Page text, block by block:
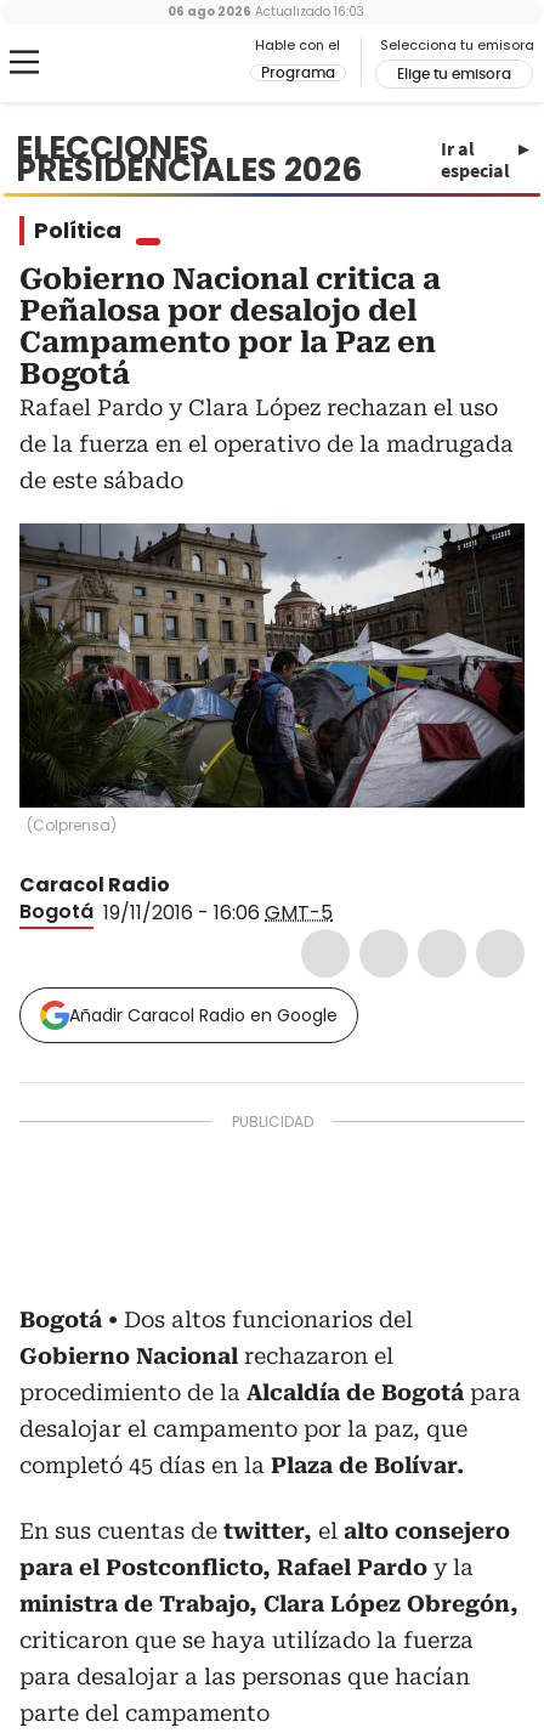
Hable con el
Programa
Selecciona tu emisora
Elige tu emisora
06 ago 2026 Actualizado 16:03
ELECCIONES
PRESIDENCIALES 2026
Ir al
especial
Política
Gobierno Nacional critica a
Peñalosa por desalojo del
Campamento por la Paz en
Bogotá
Rafael Pardo y Clara López rechazan el uso
de la fuerza en el operativo de la madrugada
de este sábado
(Colprensa)
Caracol Radio
Bogotá 19/11/2016 - 16:06 GMT-5
Añadir Caracol Radio en Google
Bogotá
Dos altos funcionarios del
Gobierno Nacional rechazaron el
procedimiento de la Alcaldía de Bogotá para
desalojar el campamento por la paz, que
completó 45 días en la Plaza de Bolívar.
En sus cuentas de twitter, el alto consejero
para el Postconflicto, Rafael Pardo y la
ministra de Trabajo, Clara López Obregón,
criticaron que se haya utilízado la fuerza
para desalojar a las personas que hacían
parte del campamento